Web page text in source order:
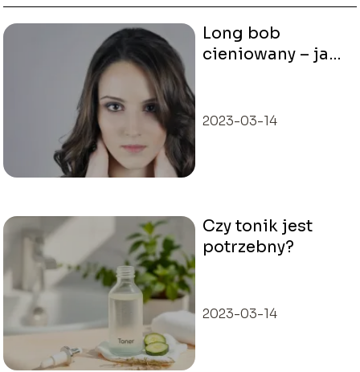
Long bob
cieniowany – jak
świetnie?
2023-03-14
Czy tonik jest
potrzebny?
2023-03-14